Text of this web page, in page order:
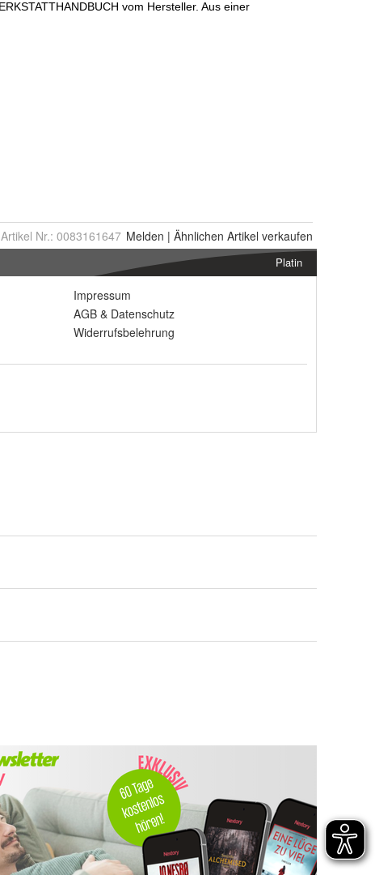
Artikel Nr.: 0083161647 Melden | Ähnlichen Artikel verkaufen
Platin
Impressum
AGB & Datenschutz
Widerrufsbelehrung